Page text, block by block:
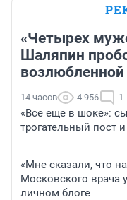
«Четырех
Шаляпин
возлюбленной
14 часов 4 956 1
«Все еще в шоке»:
трогательный пост
«Мне сказали, что
Московского врача
личном блоге